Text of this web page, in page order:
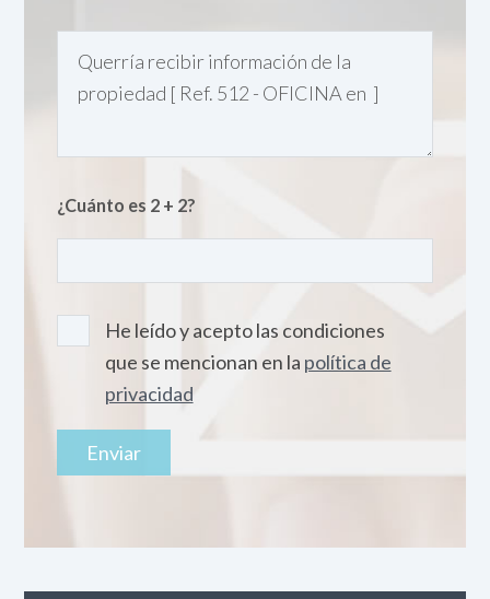
¿Cuánto es 2 + 2?
He leído y acepto las condiciones
que se mencionan en la política de
privacidad